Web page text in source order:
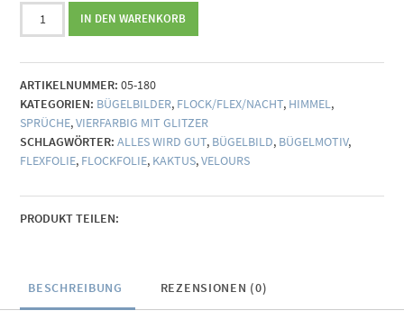
Bügelbild
Special
-
vierfarbig
(individualisierbar)
Menge
IN DEN WARENKORB
ARTIKELNUMMER: 05-180
KATEGORIEN: BÜGELBILDER, FLOCK/FLEX/NACHT, HIMMEL,
SPRÜCHE,VIERFARBIG MIT GLITZER
SCHLAGWÖRTER: ALLES WIRD GUT, BÜGELBILD, BÜGELMOTIV,
FLEXFOLIE, FLOCKFOLIE, KAKTUS,VELOURS
PRODUKT TEILEN:
BESCHREIBUNG REZENSIONEN (0)